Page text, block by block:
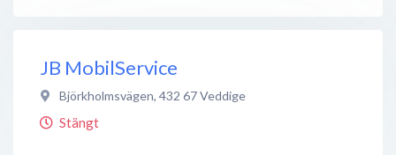
JB MobilService
Björkholmsvägen, 432 67Veddige
Stängt